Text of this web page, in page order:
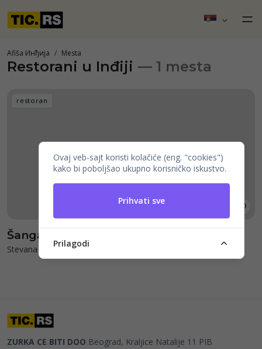
Afiša Инђија Mesta
Restorani u Inđiji — 1 mesta
restoran
Šangaj
Stevana Velikog 3
ZURKA CE BITI DOO Beograd, Kraljice Natalije 11 PIB
Ovaj veb-sajt koristi kolačiće (eng. "cookies")
kako bi poboljšao ukupno korisničko iskustvo.
Prihvati sve
Prilagodi